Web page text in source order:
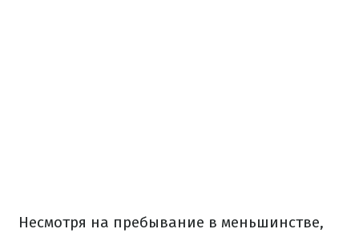
Несмотря на пребывание в меньшинстве,